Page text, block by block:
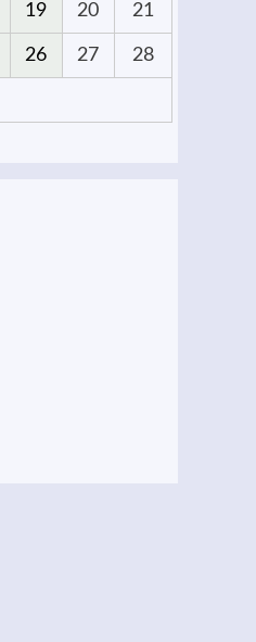
19 20 21
26 27 28